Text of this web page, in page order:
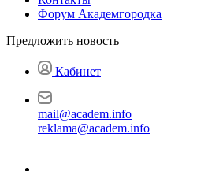
Форум Академгородка
Предложить новость
Кабинет
mail@academ.info
reklama@academ.info